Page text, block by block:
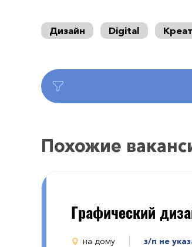
Дизайн Digital
Похожие
Графический
на дому з/п не